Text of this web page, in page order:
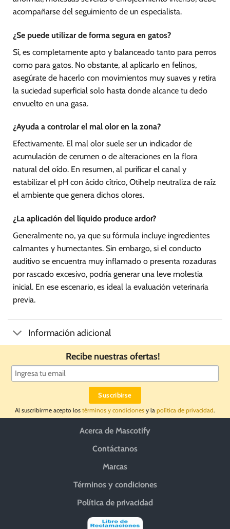
acompañarse del seguimiento de un especialista.
¿Se puede utilizar de forma segura en gatos?
Sí, es completamente apto y balanceado tanto para perros
como para gatos. No obstante, al aplicarlo en felinos,
asegúrate de hacerlo con movimientos muy suaves y retira
la suciedad superficial solo hasta donde alcance tu dedo
envuelto en una gasa.
¿Ayuda a controlar el mal olor en la zona?
Efectivamente. El mal olor suele ser un indicador de
acumulación de cerumen o de alteraciones en la flora
natural del oído. En resumen, al purificar el canal y
estabilizar el pH con ácido cítrico, Otihelp neutraliza de raíz
el ambiente que genera dichos olores.
¿La aplicación del líquido produce ardor?
Generalmente no, ya que su fórmula incluye ingredientes
calmantes y humectantes. Sin embargo, si el conducto
auditivo se encuentra muy inflamado o presenta rozaduras
por rascado excesivo, podría generar una leve molestia
inicial. En ese escenario, es ideal la evaluación veterinaria
previa.
Información adicional
Recibe nuestras ofertas!
Al suscribirme acepto los términos y condiciones y la política de privacidad.
Acerca de Mascotify
Contáctanos
Marcas
Términos y condiciones
Política de privacidad